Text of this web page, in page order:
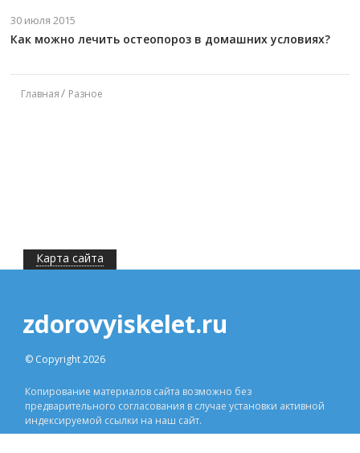
30 июля 2015
Как можно лечить остеопороз в домашних условиях?
Главная Разное
Карта сайта
zdorovyiskelet.ru
© Copyright 2026
Копирование материалов сайта возможно без
предварительного согласования в случае установки активной
индексируемой ссылки на наш сайт.